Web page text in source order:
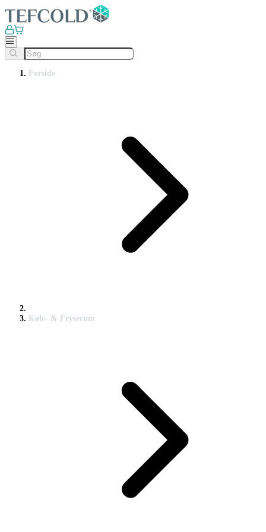
Forside
Køle- & Fryserum